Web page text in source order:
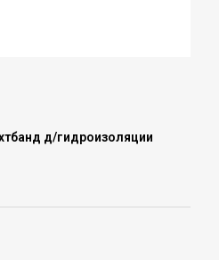
д/гидроизоляции